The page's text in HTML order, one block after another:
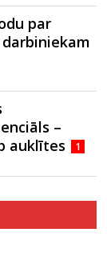
par
–
auklītes
1